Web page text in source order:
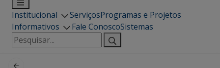
Institucional ServiçosProgramas e Projetos
Informativos
Fale ConoscoSistemas
Pesquisar
por: